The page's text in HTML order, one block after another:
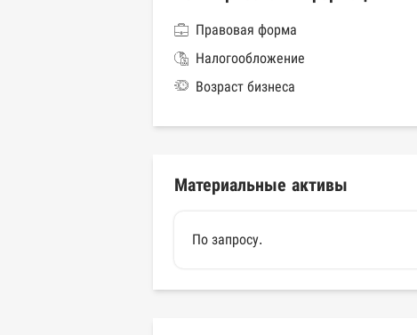
Правовая форма
Налогообложение
Возраст бизнеса
Материальные активы
По запросу.